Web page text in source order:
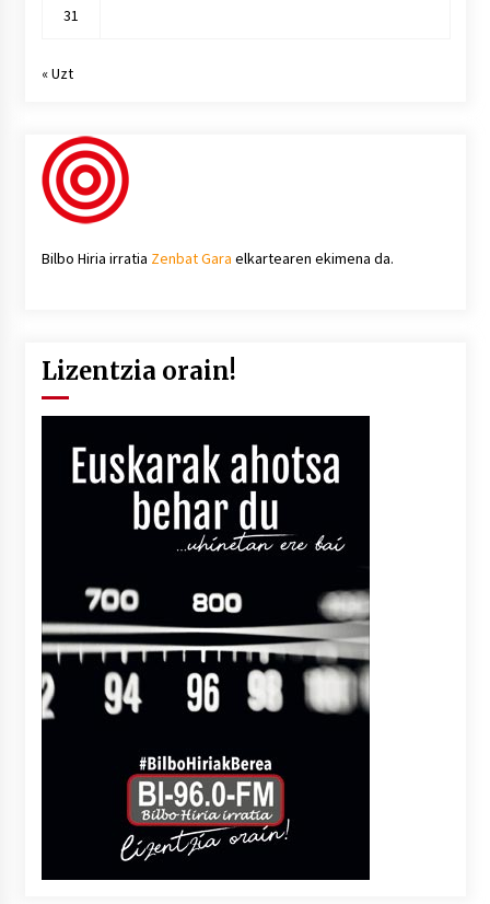
31
« Uzt
Bilbo Hiria irratia Zenbat Gara elkartearen ekimena da.
Lizentzia orain!